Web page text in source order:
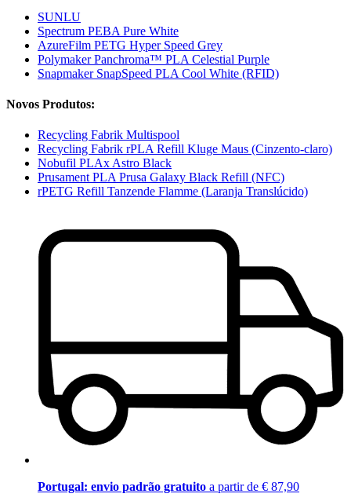
SUNLU
Spectrum PEBA Pure White
AzureFilm PETG Hyper Speed Grey
Polymaker Panchroma™ PLA Celestial Purple
Snapmaker SnapSpeed PLA Cool White (RFID)
Novos Produtos:
Recycling Fabrik Multispool
Recycling Fabrik rPLA Refill Kluge Maus (Cinzento-claro)
Nobufil PLAx Astro Black
Prusament PLA Prusa Galaxy Black Refill (NFC)
rPETG Refill Tanzende Flamme (Laranja Translúcido)
Portugal: envio padrão gratuito a partir de € 87,90